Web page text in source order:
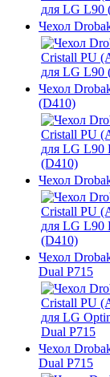
Чехол
Чехол
(D410)
Чехол
Чехол
Dual P715
Чехол
Dual P715